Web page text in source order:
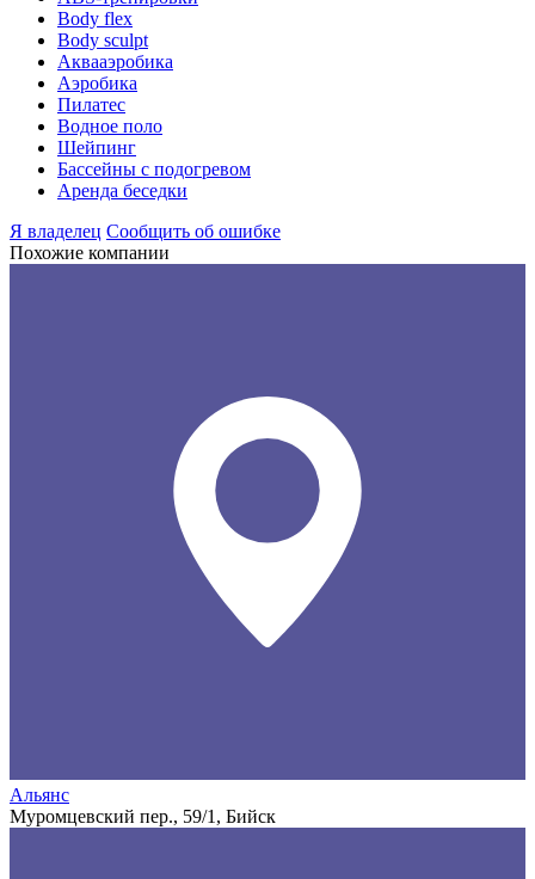
Body flex
Body sculpt
Аквааэробика
Аэробика
Пилатес
Водное поло
Шейпинг
Бассейны с подогревом
Аренда беседки
Я владелец Сообщить об ошибке
Похожие компании
Альянс
Муромцевский пер., 59/1, Бийск